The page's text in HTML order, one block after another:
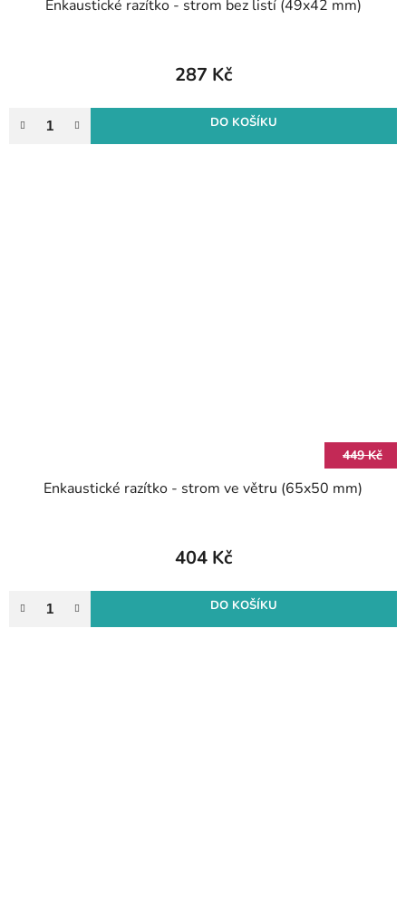
Enkaustické razítko - strom bez listí (49x42 mm)
287 Kč
DO KOŠÍKU
449 Kč
Enkaustické razítko - strom ve větru (65x50 mm)
404 Kč
DO KOŠÍKU